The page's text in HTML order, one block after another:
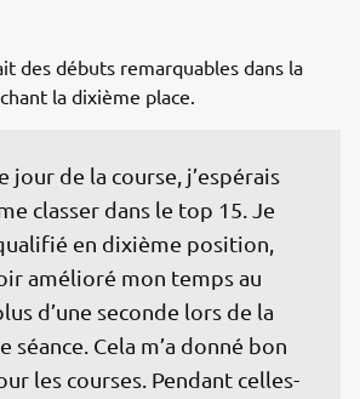
des débuts remarquables dans la
la dixième place.
jour de la course, j’espérais
classer dans le top 15. Je
en dixième position,
amélioré mon temps au
d’une seconde lors de la
séance. Cela m’a donné bon
les courses. Pendant celles-